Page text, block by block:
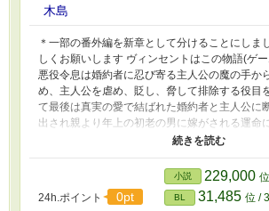
木島
＊一部の番外編を新章として分けることにしま
しくお願いします ヴィンセントはこの物語(ゲー
悪役令息は婚約者に忍び寄る主人公の魔の手か
め、主人公を虐め、貶し、脅して排除する役目
て最後は真実の愛で結ばれた婚約者と主人公に
出され親より年上の初老の男に嫁がされる運命
ントは思った。そんな運命は嫌だと。自分は愛
たヴィンセントは『ある人物』と結託すること
好きなあの人とのハッピーエンドのため。 『彼
罠を張る。 *R指定回は番外編に。タイトルに表
24h.ポイント 0pt
小説 229,000
BL 31,485 位 /